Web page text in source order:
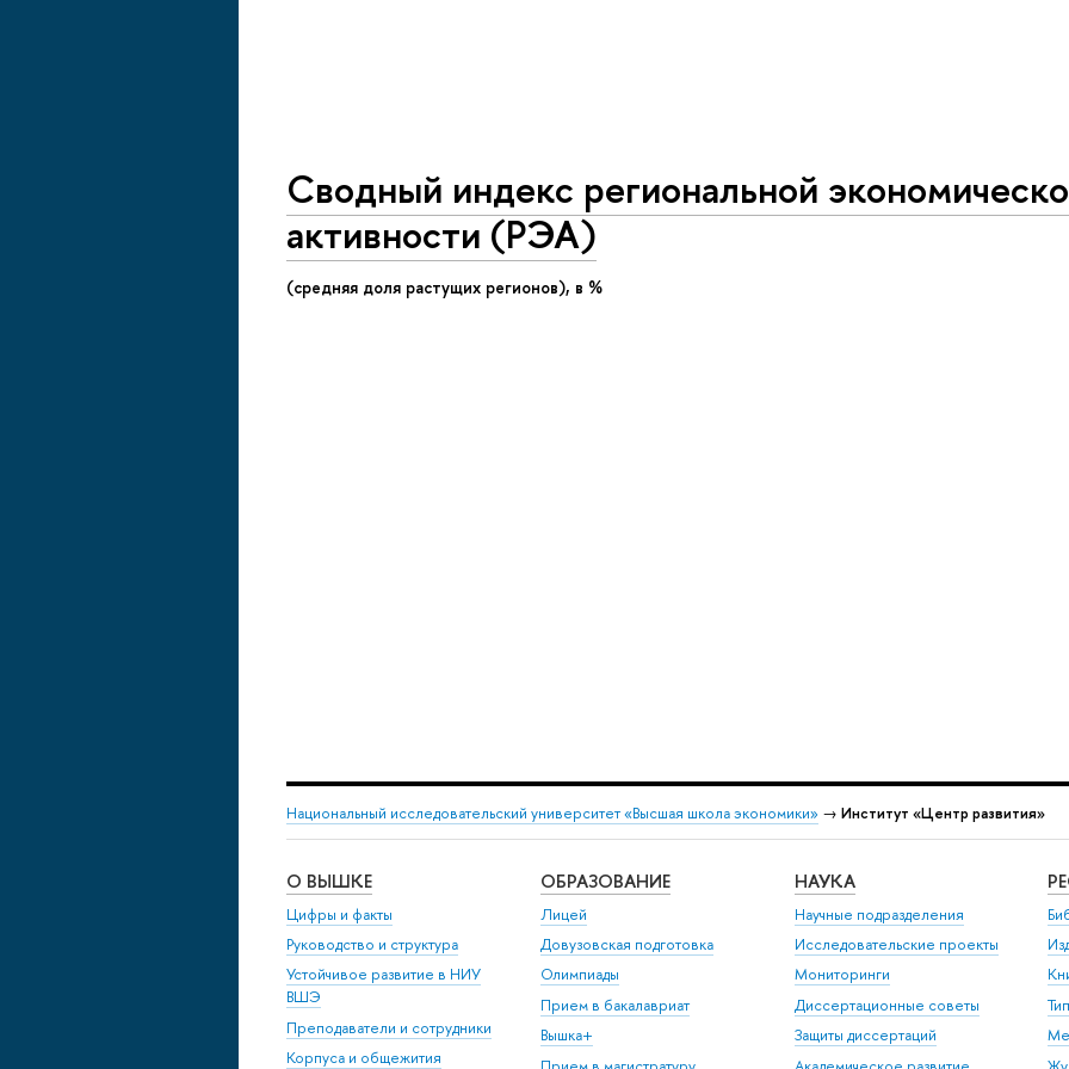
Cводный индекс региональной
активности (РЭА)
(средняя доля растущих регионов), в %
Национальный исследовательский университет «Высшая школа экономики» → Институт «Центр развития»
О ВЫШКЕ
Цифры и факты
Руководство и структура
Устойчивое развитие в НИУ
ВШЭ
Преподаватели и сотрудники
Корпуса и общежития
ОБРАЗОВАНИЕ
Лицей
Довузовская подготовка
Олимпиады
Прием в бакалавриат
Вышка+
НАУКА
Научные подразделения
Исследовательские проекты
Мониторинги
Диссертационные советы
Защиты диссертаций